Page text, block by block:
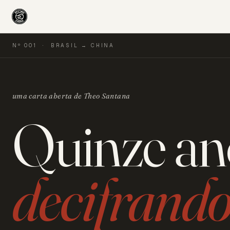
Nº 001 · BRASIL → CHINA
uma carta aberta de Theo Santana
Quinze